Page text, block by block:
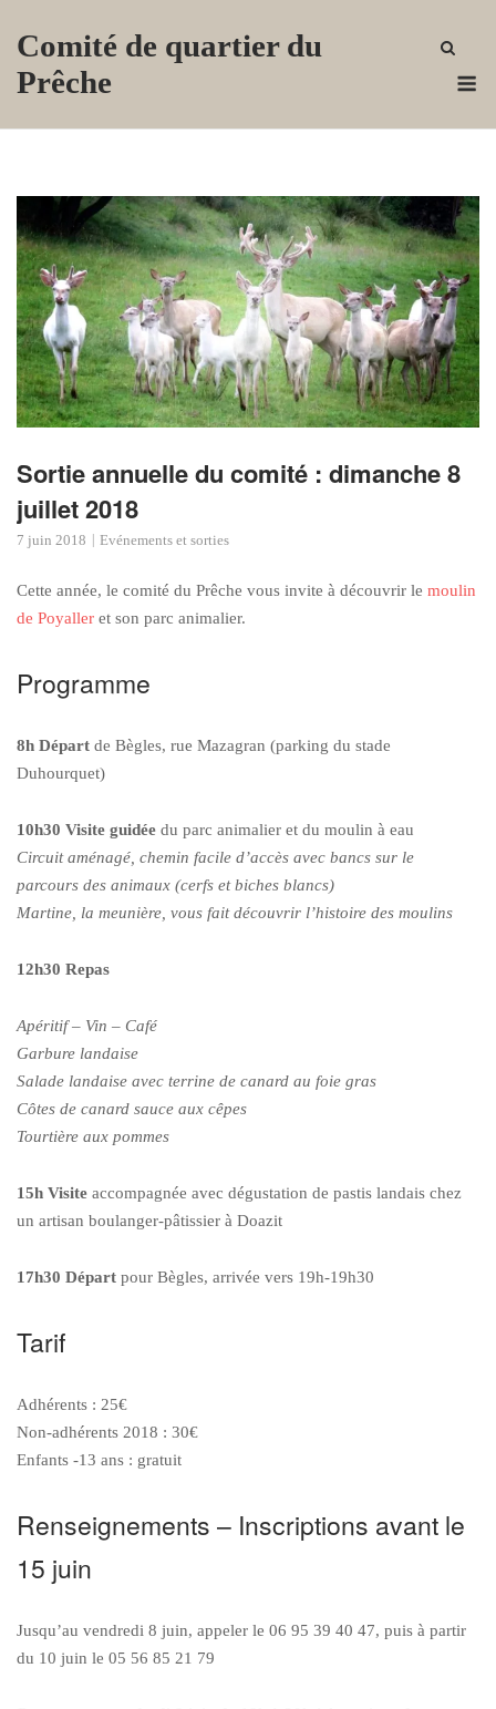
Comité de quartier du
Prêche
Sortie annuelle du comité : dimanche 8
juillet 2018
7 juin 2018 Evénements et sorties
Cette année, le comité du Prêche vous invite à découvrir le moulin
de Poyaller et son parc animalier.
Programme
8h Départ de Bègles, rue Mazagran (parking du stade
Duhourquet)
10h30 Visite guidée du parc animalier et du moulin à eau
Circuit aménagé, chemin facile d’accès avec bancs sur le
parcours des animaux (cerfs et biches blancs)
Martine, la meunière, vous fait découvrir l’histoire des moulins
12h30 Repas
Apéritif – Vin – Café
Garbure landaise
Salade landaise avec terrine de canard au foie gras
Côtes de canard sauce aux cêpes
Tourtière aux pommes
15h Visite accompagnée avec dégustation de pastis landais chez
un artisan boulanger-pâtissier à Doazit
17h30 Départ pour Bègles, arrivée vers 19h-19h30
Tarif
Adhérents : 25€
Non-adhérents 2018 : 30€
Enfants -13 ans : gratuit
Renseignements – Inscriptions avant le
15 juin
Jusqu’au vendredi 8 juin, appeler le 06 95 39 40 47, puis à partir
du 10 juin le 05 56 85 21 79